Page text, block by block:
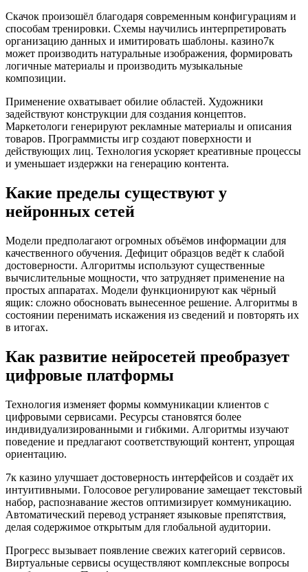
Скачок произошёл благодаря современным конфигурациям и
способам тренировки. Схемы научились интерпретировать
организацию данных и имитировать шаблоны. казино7к
может производить натуральные изображения, формировать
логичные материалы и производить музыкальные
композиции.
Применение охватывает обилие областей. Художники
задействуют конструкции для создания концептов.
Маркетологи генерируют рекламные материалы и описания
товаров. Программисты игр создают поверхности и
действующих лиц. Технология ускоряет креативные процессы
и уменьшает издержки на генерацию контента.
Какие пределы существуют у
нейронных сетей
Модели предполагают огромных объёмов информации для
качественного обучения. Дефицит образцов ведёт к слабой
достоверности. Алгоритмы используют существенные
вычислительные мощности, что затрудняет применение на
простых аппаратах. Модели функционируют как чёрный
ящик: сложно обосновать вынесенное решение. Алгоритмы в
состоянии перенимать искажения из сведений и повторять их
в итогах.
Как развитие нейросетей преобразует
цифровые платформы
Технология изменяет формы коммуникации клиентов с
цифровыми сервисами. Ресурсы становятся более
индивидуализированными и гибкими. Алгоритмы изучают
поведение и предлагают соответствующий контент, упрощая
ориентацию.
7к казино улучшает достоверность интерфейсов и создаёт их
интуитивными. Голосовое регулирование замещает текстовый
набор, распознавание жестов оптимизирует коммуникацию.
Автоматический перевод устраняет языковые препятствия,
делая содержимое открытым для глобальной аудитории.
Прогресс вызывает появление свежих категорий сервисов.
Виртуальные сервисы осуществляют комплексные вопросы